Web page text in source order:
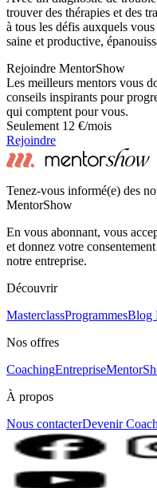
trouver des thérapies et des
à tous les défis auxquels
saine et productive,
Rejoindre MentorShow
Les meilleurs mentors vous
conseils inspirants pour
qui comptent pour vous.
Seulement 12 €/mois
Rejoindre
Tenez-vous informé(e) des
MentorShow
En vous abonnant, vous
et donnez votre
notre entreprise.
Découvrir
MasterclassProgrammesBlog
Nos offres
CoachingEntreprise
À propos
Nous contacterDevenir Coach